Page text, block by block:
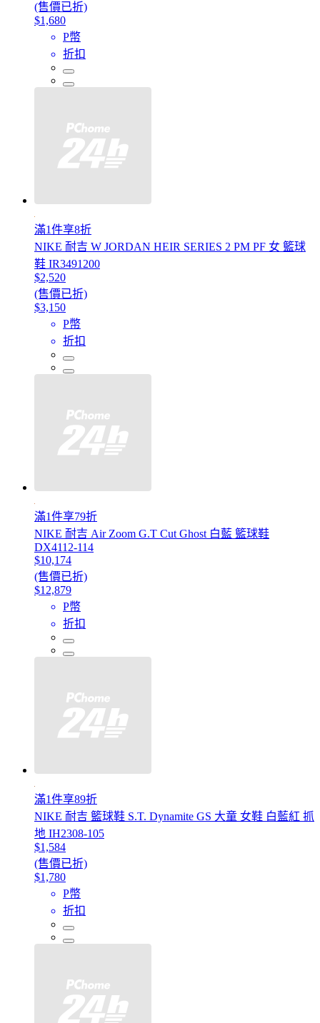
(售價已折)
$1,680
P幣
折扣
滿1件享8折
NIKE 耐吉 W JORDAN HEIR SERIES 2 PM PF 女 籃球
鞋 IR3491200
$2,520
(售價已折)
$3,150
P幣
折扣
滿1件享79折
NIKE 耐吉 Air Zoom G.T Cut Ghost 白藍 籃球鞋
DX4112-114
$10,174
(售價已折)
$12,879
P幣
折扣
滿1件享89折
NIKE 耐吉 籃球鞋 S.T. Dynamite GS 大童 女鞋 白藍紅 抓
地 IH2308-105
$1,584
(售價已折)
$1,780
P幣
折扣